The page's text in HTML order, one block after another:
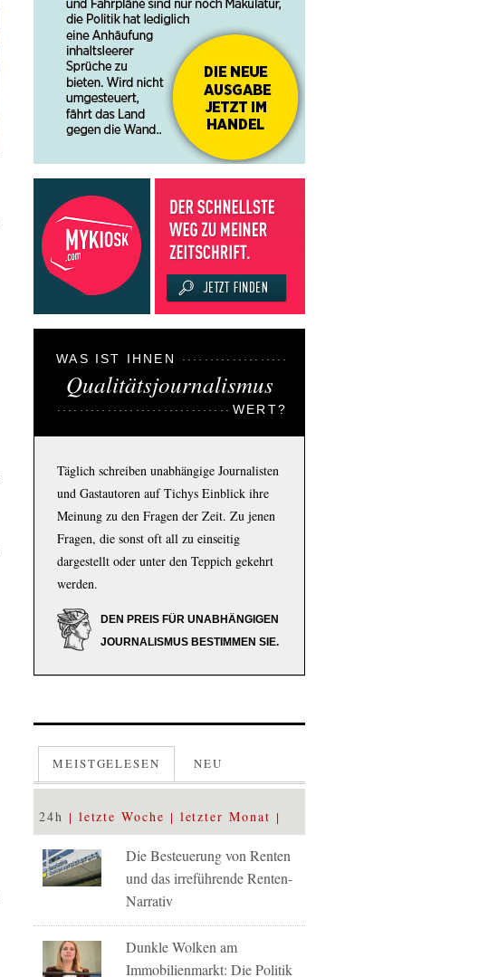
WAS IST IHNEN
Qualitätsjournalismus
WERT?
Täglich schreiben unabhängige Journalisten
und Gastautoren auf Tichys Einblick ihre
Meinung zu den Fragen der Zeit. Zu jenen
Fragen, die sonst oft all zu einseitig
dargestellt oder unter den Teppich gekehrt
werden.
DEN PREIS FÜR UNABHÄNGIGEN
JOURNALISMUS BESTIMMEN SIE.
MEISTGELESEN NEU
24h letzte Woche letzter Monat
Die Besteuerung von Renten
und das irreführende Renten-
Narrativ
Dunkle Wolken am
Immobilienmarkt: Die Politik